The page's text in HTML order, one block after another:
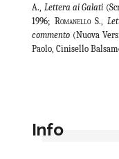
A., Lettera ai Galati
1996; Romanello S.,
commento (Nuova
Paolo, Cinisello
Info